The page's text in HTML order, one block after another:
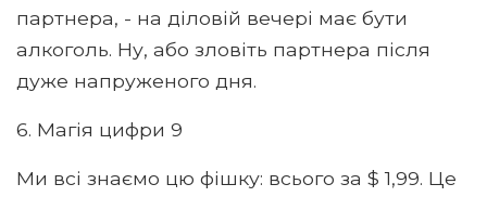
партнера, - на діловій вечері має бути
алкоголь. Ну, або зловіть партнера після
дуже напруженого дня.
6. Магія цифри 9
Ми всі знаємо цю фішку: всього за $ 1,99. Це